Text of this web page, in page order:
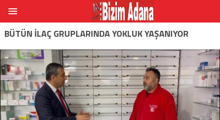
BÜTÜN İLAÇ GRUPLARINDA YOKLUK YAŞANIYOR